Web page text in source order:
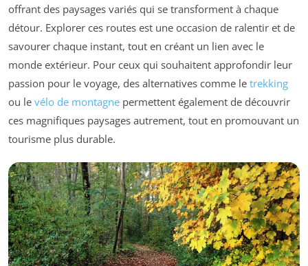
offrant des paysages variés qui se transforment à chaque
détour. Explorer ces routes est une occasion de ralentir et de
savourer chaque instant, tout en créant un lien avec le
monde extérieur. Pour ceux qui souhaitent approfondir leur
passion pour le voyage, des alternatives comme le trekking
ou le vélo de montagne permettent également de découvrir
ces magnifiques paysages autrement, tout en promouvant un
tourisme plus durable.